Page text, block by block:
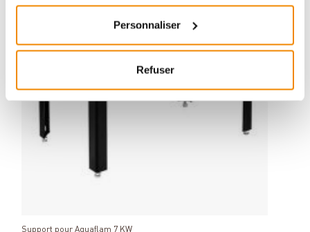
Personnaliser
Refuser
Support pour Aquaflam 7 KW